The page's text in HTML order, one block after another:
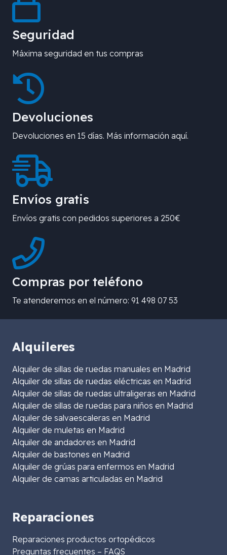
Seguridad
Máxima seguridad en tus compras
Devoluciones
Devoluciones en 15 días. Más información aquí.
Envíos gratis
Envíos gratis con pedidos superiores a 250€
Compras por teléfono
Te atenderemos en el número: 91 498 07 53
Alquileres
Alquiler de sillas de ruedas manuales en Madrid
Alquiler de sillas de ruedas eléctricas en Madrid
Alquiler de sillas de ruedas ultraligeras en Madrid
Alquiler de sillas de ruedas para niños en Madrid
Alquiler de salvaescaleras en Madrid
Alquiler de muletas en Madrid
Alquiler de andadores en Madrid
Alquiler de bastones en Madrid
Alquiler de grúas para enfermos en Madrid
Alquiler de camas articuladas en Madrid
Reparaciones
Reparaciones productos ortopédicos
Preguntas frecuentes – FAQS